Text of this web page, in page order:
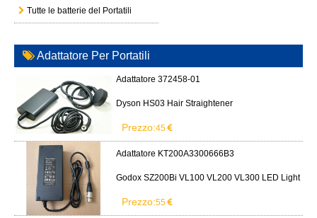
Tutte le batterie del Portatili
Adattatore Per Portatili
Adattatore 372458-01
Dyson HS03 Hair Straightener
Prezzo:45
Adattatore KT200A3300666B3
Godox SZ200Bi VL100 VL200 VL300 LED Light
Prezzo:55